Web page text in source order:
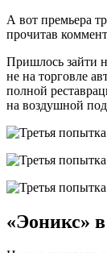
А вот премьера
прочитав
Пришлось зайти
не на торговле
полной
на воздушной
«Эоникс»